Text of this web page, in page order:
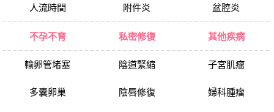
人流時間 附件炎 盆腔炎
不孕不育
輸卵管堵塞
多囊卵巢
私密修復
陰道緊縮
陰唇修復
其他疾病
子宮肌瘤
婦科腫瘤